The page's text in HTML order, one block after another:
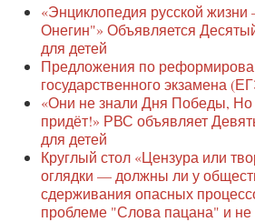
Защита семей
Образование
Наше сопротивление
Регионы
Видео
«Энциклопедия русской
Онегин"» Объявляется
для детей
Предложения по
государственного экзамена
«Они не знали Дня Победы,
придёт!» РВС объявляет
для детей
Круглый стол «Цензура или
оглядки — должны ли у
сдерживания опасных
проблеме "Слова пацана" и не